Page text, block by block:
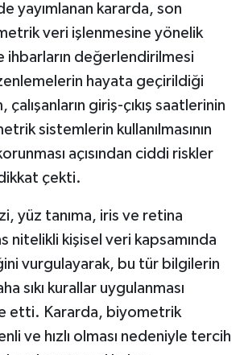
yayımlanan kararda, son
veri işlenmesine yönelik
ihbarların değerlendirilmesi
hayata geçirildiği
giriş-çıkış saatlerinin
sistemlerin kullanılmasının
açısından ciddi riskler
çekti.
yüz tanıma, iris ve retina
nitelikli kişisel veri kapsamında
vurgulayarak, bu tür bilgilerin
sıkı kurallar uygulanması
etti. Kararda, biyometrik
ve hızlı olması nedeniyle tercih